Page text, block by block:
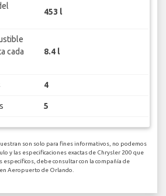
453 l
cada
8.4 l
4
5
son solo para fines informativos, no podemos
y las especificaciones exactas de Chrysler 200 que
específicos, debe consultar con la compañía de
Aeropuerto de Orlando.